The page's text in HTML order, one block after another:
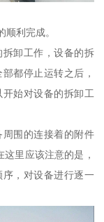
利完成。
卸工作，设备的拆
都停止运转之后，
始对设备的拆卸工
围的连接着的附件
里应该注意的是，
，对设备进行逐一